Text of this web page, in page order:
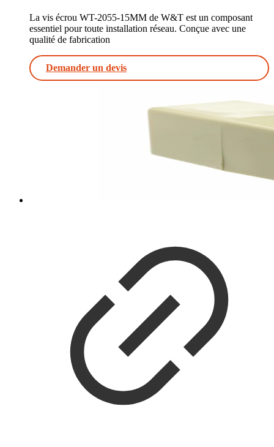
La vis écrou WT-2055-15MM de W&T est un composant
essentiel pour toute installation réseau. Conçue avec une
qualité de fabrication
Demander un devis